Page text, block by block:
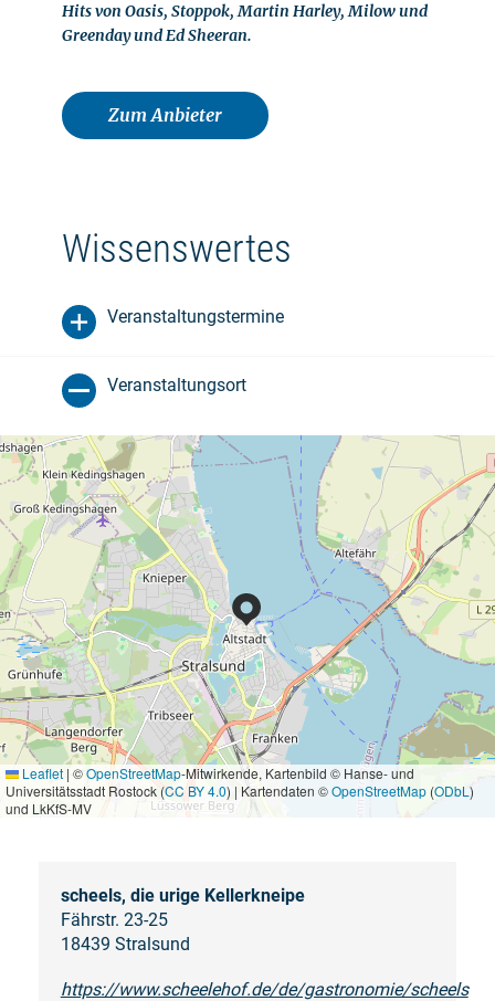
Hits von Oasis, Stoppok, Martin Harley, Milow und
Greenday und Ed Sheeran.
Zum Anbieter
Wissenswertes
Veranstaltungstermine
Veranstaltungsort
Leaflet | ©OpenStreetMap-Mitwirkende, Kartenbild © Hanse- und
Universitätsstadt Rostock (CC BY 4.0) | Kartendaten ©OpenStreetMap (ODbL )
und LkKfS-MV
scheels, die urige Kellerkneipe
Fährstr. 23-25
18439 Stralsund
https://www.scheelehof.de/de/gastronomie/scheels